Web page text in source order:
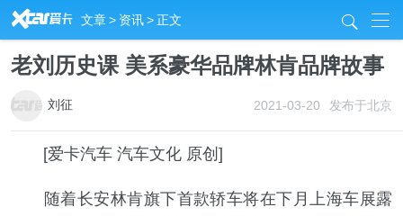
R 文章> 资讯>正文 j
老刘历史课 美系豪华品牌林肯品牌故事
2021-03-20 发布于北京
刘征
[爱卡汽车 汽车文化 原创]
随着长安林肯旗下首款轿车将在下月上海车展露